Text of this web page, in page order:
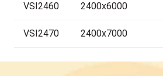
VSI2460 2400x6000
VSI2470 2400x7000